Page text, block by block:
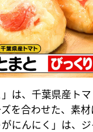
」は、千葉県産ト
を合わせた、素
にんにく」は、